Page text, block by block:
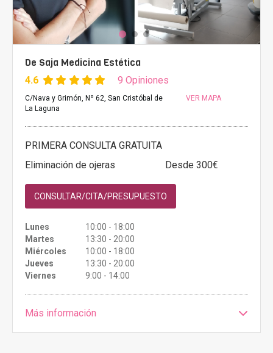
De Saja Medicina Estética
4.6 9 Opiniones
C/Nava y Grimón, Nº 62, San Cristóbal de
La Laguna
VER MAPA
PRIMERA CONSULTA GRATUITA
Eliminación de ojeras
Desde 300€
CONSULTAR/CITA/PRESUPUESTO
Lunes
10:00 - 18:00
Martes
13:30 - 20:00
Miércoles
10:00 - 18:00
Jueves
13:30 - 20:00
Viernes
9:00 - 14:00
Más información